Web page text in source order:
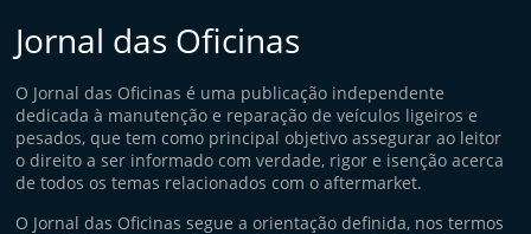
l
Jornal das Oficinas
O Jornal das Oficinas é uma publicação independente
dedicada à manutenção e reparação de veículos ligeiros e
pesados, que tem como principal objetivo assegurar ao leitor
o direito a ser informado com verdade, rigor e isenção acerca
de todos os temas relacionados com o aftermarket.
O Jornal das Oficinas segue a orientação definida, nos termos